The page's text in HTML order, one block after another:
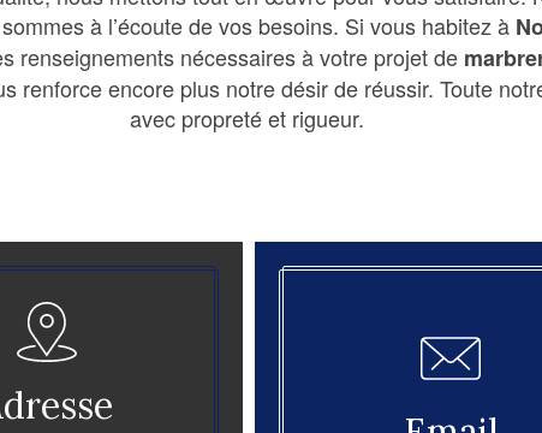
à l’écoute de vos besoins. Si vous habitez à
renseignements nécessaires à votre projet de
renforce encore plus notre désir de réussir. Toute
avec propreté et rigueur.